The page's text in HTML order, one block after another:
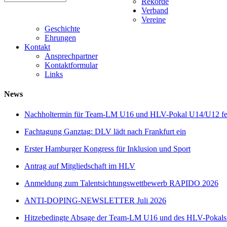
Verband
Vereine
Geschichte
Ehrungen
Kontakt
Ansprechpartner
Kontaktformular
Links
News
Nachholtermin für Team-LM U16 und HLV-Pokal U14/U12
Fachtagung Ganztag: DLV lädt nach Frankfurt ein
Erster Hamburger Kongress für Inklusion und Sport
Antrag auf Mitgliedschaft im HLV
Anmeldung zum Talentsichtungswettbewerb RAPIDO 2026
ANTI-DOPING-NEWSLETTER Juli 2026
Hitzebedingte Absage der Team-LM U16 und des HLV-